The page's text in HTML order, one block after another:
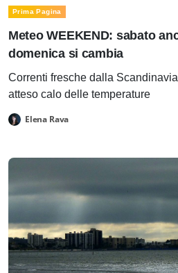
Prima Pagina
Meteo WEEKEND: sabato
domenica si cambia
Correnti fresche dalla
atteso calo delle temperature
Elena Rava